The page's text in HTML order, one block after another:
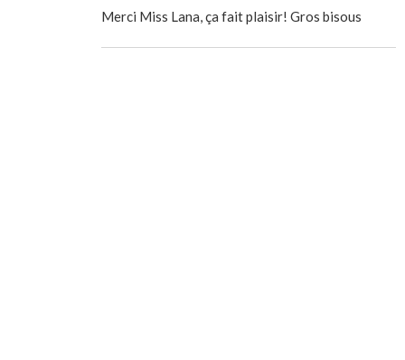
Merci Miss Lana, ça fait plaisir! Gros bisous